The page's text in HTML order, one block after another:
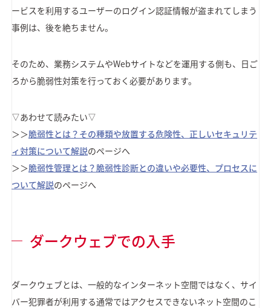
ービスを利用するユーザーのログイン認証情報が盗まれてしまう
事例は、後を絶ちません。
そのため、業務システムやWebサイトなどを運用する側も、日ご
ろから脆弱性対策を行っておく必要があります。
▽あわせて読みたい▽
＞＞脆弱性とは？その種類や放置する危険性、正しいセキュリテ
ィ対策について解説のページへ
＞＞脆弱性管理とは？脆弱性診断との違いや必要性、プロセスに
ついて解説のページへ
ダークウェブでの入手
ダークウェブとは、一般的なインターネット空間ではなく、サイ
バー犯罪者が利用する通常ではアクセスできないネット空間のこ